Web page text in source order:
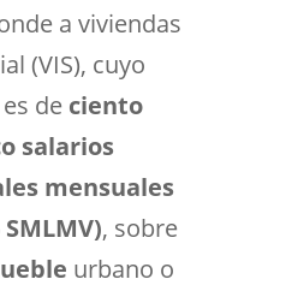
a viviendas
(VIS), cuyo
de ciento
salarios
mensuales
, sobre
urbano o